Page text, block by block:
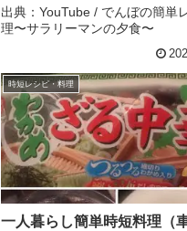
シピ – でんぼの簡単レンジ
サラリーマンの夕食〜
出典：YouTube / でんぼの簡単
理〜サラリーマンの夕食〜
時短レシピ・料理
一人暮らし簡単時短料理（